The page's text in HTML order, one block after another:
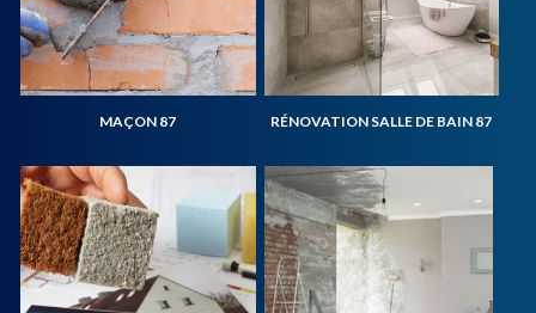
MAÇON 87 RÉNOVATION SALLE DE BAIN 87